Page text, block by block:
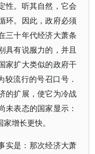
性。听其自然，它会
环。因此，政府必须
三十年代经济大萧条
具有说服力的，并且
家扩大类似的政府干
较流行的号召口号．
的扩展，使它为冷战
未表态的国家显示：
增长更快。
实是：那次经济大萧